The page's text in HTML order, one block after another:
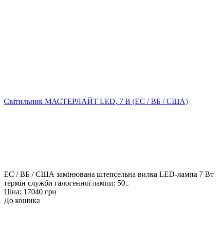
Світильник МАСТЕРЛАЙТ LED, 7 В (ЕС / ВБ / США)
ЕС / ВБ / США замінювана штепсельна вилка LED-лампа 7 Вт
термін служби галогенної лампи: 50..
Ціна: 17040 грн
До кошика